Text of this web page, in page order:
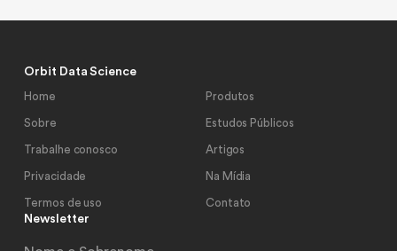
Orbit Data Science
Home Produtos
Sobre Estudos Públicos
Trabalhe conosco Artigos
Privacidade Na Mídia
Termos de uso Contato
Newsletter